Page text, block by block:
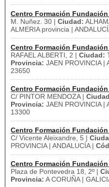
Centro Formación
M. Nuñez. 30 | Ciudad:
ALMERIA provincia |
Centro Formación
RAFAEL ALBERTI, 2 | Ciudad:
Provincia: JAEN PROVINCIA |
23650
Centro Formación
C/ PINTOR MENDOZA |
Provincia: JAEN PROVINCIA |
13300
Centro Formación
C/ Vicente Aleixandre, 5 |
PROVINCIA | ANDALUCÍA |
Centro Formación
Plaza de Pontevedra 18, 2º |
Provincia: A CORUÑA |